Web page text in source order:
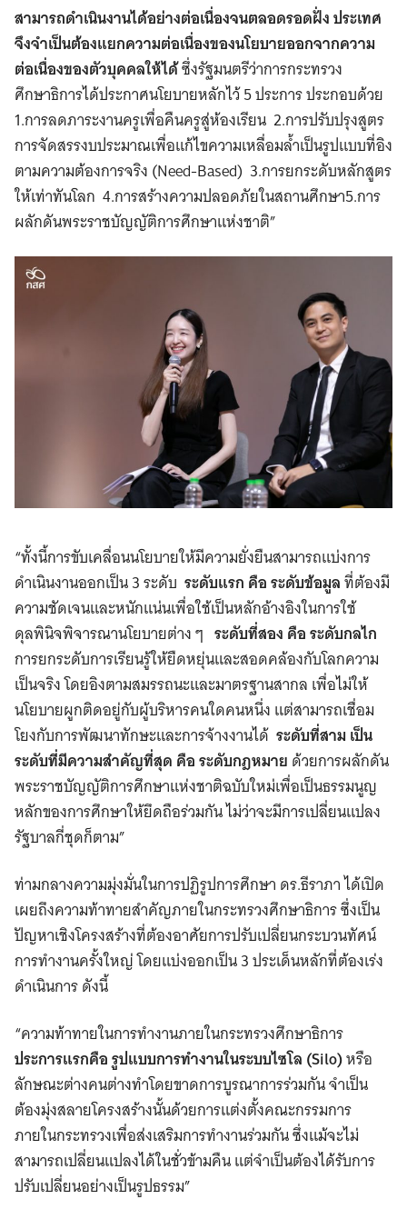
สามารถดำเนินงานได้อย่างต่อเนื่องจนตลอดรอดฝั่ง ประเทศ
จึงจำเป็นต้องแยกความต่อเนื่องของนโยบายออกจากความ
ต่อเนื่องของตัวบุคคลให้ได้ซึ่งรัฐมนตรีว่าการกระทรวง
ศึกษาธิการได้ประกาศนโยบายหลักไว้ 5 ประการ ประกอบด้วย
1.การลดภาระงานครูเพื่อคืนครูสู่ห้องเรียน 2.การปรับปรุงสูตร
การจัดสรรงบประมาณเพื่อแก้ไขความเหลื่อมล้ำเป็นรูปแบบที่อิง
ตามความต้องการจริง (Need-Based) 3.การยกระดับหลักสูตร
ให้เท่าทันโลก 4.การสร้างความปลอดภัยในสถานศึกษา5.การ
ผลักดันพระราชบัญญัติการศึกษาแห่งชาติ”
“ทั้งนี้การขับเคลื่อนนโยบายให้มีความยั่งยืนสามารถแบ่งการ
ดำเนินงานออกเป็น 3 ระดับ ระดับแรก คือ ระดับข้อมูลที่ต้องมี
ความชัดเจนและหนักแน่นเพื่อใช้เป็นหลักอ้างอิงในการใช้
ดุลพินิจพิจารณานโยบายต่าง ๆ ระดับที่สอง คือ ระดับกลไก
การยกระดับการเรียนรู้ให้ยืดหยุ่นและสอดคล้องกับโลกความ
เป็นจริง โดยอิงตามสมรรถนะและมาตรฐานสากล เพื่อไม่ให้
นโยบายผูกติดอยู่กับผู้บริหารคนใดคนหนึ่ง แต่สามารถเชื่อม
โยงกับการพัฒนาทักษะและการจ้างงานได้ ระดับที่สาม เป็น
ระดับที่มีความสำคัญที่สุด คือ ระดับกฎหมาย ด้วยการผลักดัน
พระราชบัญญัติการศึกษาแห่งชาติฉบับใหม่เพื่อเป็นธรรมนูญ
หลักของการศึกษาให้ยึดถือร่วมกัน ไม่ว่าจะมีการเปลี่ยนแปลง
รัฐบาลกี่ชุดก็ตาม”
ท่ามกลางความมุ่งมั่นในการปฏิรูปการศึกษา ดร.ธีราภา ได้เปิด
เผยถึงความท้าทายสำคัญภายในกระทรวงศึกษาธิการ ซึ่งเป็น
ปัญหาเชิงโครงสร้างที่ต้องอาศัยการปรับเปลี่ยนกระบวนทัศน์
การทำงานครั้งใหญ่ โดยแบ่งออกเป็น 3 ประเด็นหลักที่ต้องเร่ง
ดำเนินการ ดังนี้
“ความท้าทายในการทำงานภายในกระทรวงศึกษาธิการ
ประการแรกคือ รูปแบบการทำงานในระบบไซโล (Silo)หรือ
ลักษณะต่างคนต่างทำโดยขาดการบูรณาการร่วมกัน จำเป็น
ต้องมุ่งสลายโครงสร้างนั้นด้วยการแต่งตั้งคณะกรรมการ
ภายในกระทรวงเพื่อส่งเสริมการทำงานร่วมกัน ซึ่งแม้จะไม่
สามารถเปลี่ยนแปลงได้ในชั่วข้ามคืน แต่จำเป็นต้องได้รับการ
ปรับเปลี่ยนอย่างเป็นรูปธรรม”